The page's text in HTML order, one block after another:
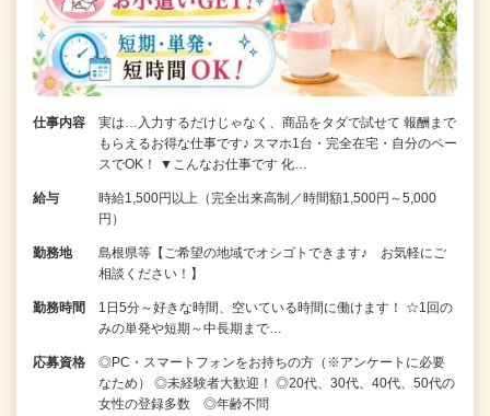
仕事内容
実は…入力するだけじゃなく、商品をタダで試せて 報酬まで
もらえるお得な仕事です♪ スマホ1台・完全在宅・自分のペー
スでOK！ ▼こんなお仕事です 化…
給与
時給1,500円以上（完全出来高制／時間額1,500円～5,000
円）
勤務地
島根県等【ご希望の地域でオシゴトできます♪ お気軽にご
相談ください！】
勤務時間
1日5分～好きな時間、空いている時間に働けます！ ☆1回の
みの単発や短期～中長期まで…
応募資格
◎PC・スマートフォンをお持ちの方（※アンケートに必要
なため） ◎未経験者大歓迎！ ◎20代、30代、40代、50代の
女性の登録多数 ◎年齢不問